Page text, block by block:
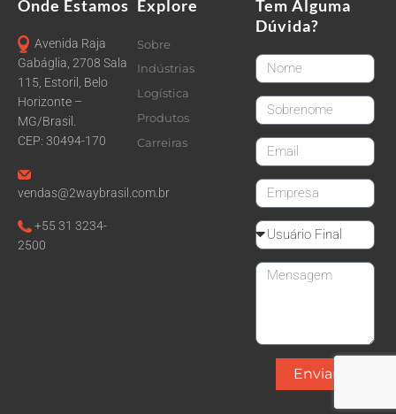
Onde Estamos
Avenida Raja
Gabáglia, 2708 Sala
115, Estoril, Belo
Horizonte –
MG/Brasil.
CEP: 30494-170
vendas@2waybrasil.com.br
+55 31 3234-
2500
Explore
Sobre
Indústrias
Logística
Produtos
Carreiras
Tem Alguma
Dúvida?
FirstName
LastName
email
CompanyName
Reseller
Message
Enviar